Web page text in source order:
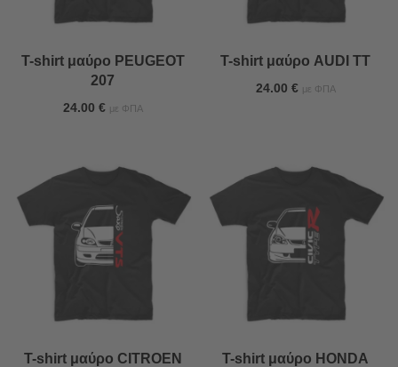
T-shirt μαύρο PEUGEOT
207
24.00 € με ΦΠΑ
T-shirt μαύρο AUDI TT
24.00 € με ΦΠΑ
T-shirt μαύρο CITROEN
T-shirt μαύρο HONDA